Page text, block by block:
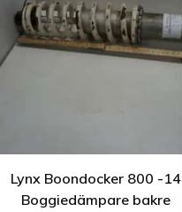
Lynx Boondocker 800 -14
Boggiedämpare bakre